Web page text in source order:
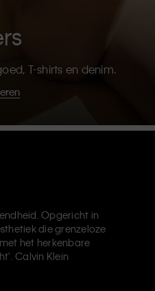
T-shirts en denim.
Opgericht in
die grenzeloze
met het herkenbare
Calvin Klein